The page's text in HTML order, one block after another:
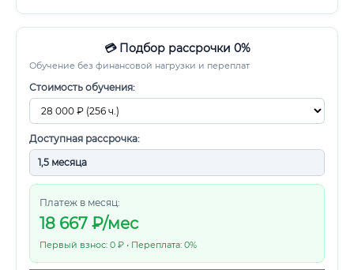
💳 Подбор рассрочки 0%
Обучение без финансовой нагрузки и переплат
Стоимость обучения:
Доступная рассрочка:
Платеж в месяц:
18 667 ₽/мес
Первый взнос: 0 ₽ • Переплата: 0%